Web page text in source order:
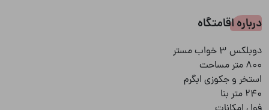
درباره اقامتگاه
دوبلکس ۳ خواب مستر